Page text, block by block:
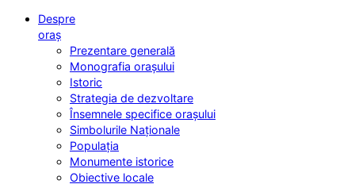
Despre
oraș
Prezentare generală
Monografia orașului
Istoric
Strategia de dezvoltare
Însemnele specifice orașului
Simbolurile Naționale
Populația
Monumente istorice
Obiective locale